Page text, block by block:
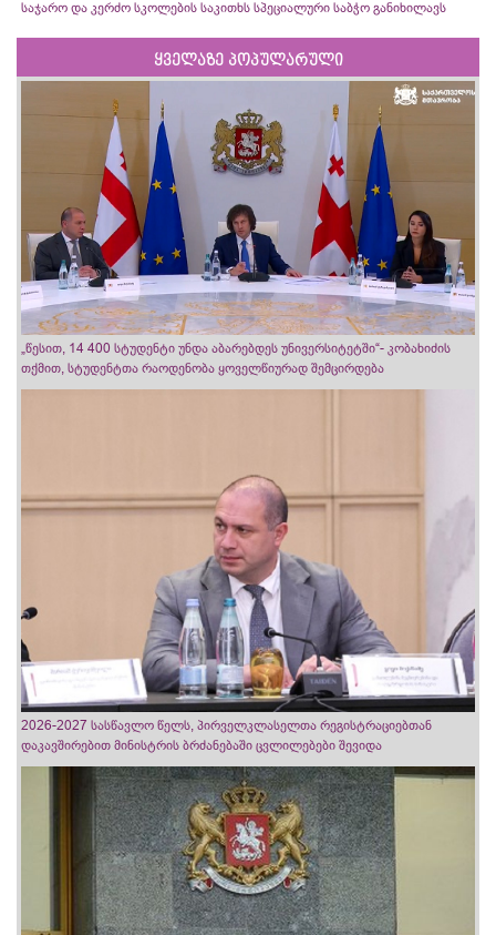
საჯარო და კერძო სკოლების საკითხს სპეციალური საბჭო განიხილავს
ყველაზე პოპულარული
„წესით, 14 400 სტუდენტი უნდა აბარებდეს უნივერსიტეტში“- კობახიძის
თქმით, სტუდენტთა რაოდენობა ყოველწიურად შემცირდება
2026-2027 სასწავლო წელს, პირველკლასელთა რეგისტრაციებთან
დაკავშირებით მინისტრის ბრძანებაში ცვლილებები შევიდა